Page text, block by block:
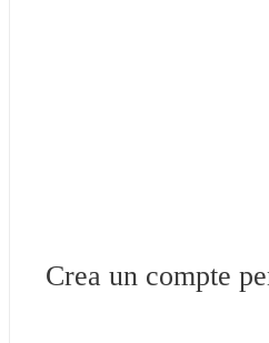
Crea un compte